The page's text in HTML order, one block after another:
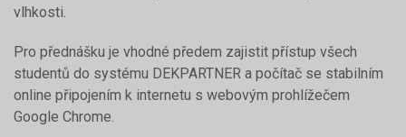
vlhkosti.
Pro přednášku je vhodné předem zajistit přístup všech
studentů do systému DEKPARTNER a počítač se stabilním
online připojením k internetu s webovým prohlížečem
Google Chrome.